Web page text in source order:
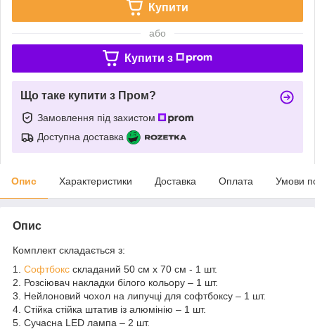
Купити
або
Купити з
Що таке купити з Пром?
Замовлення під захистом
Доступна доставка
Опис Характеристики Доставка Оплата Умови
Опис
Комплект складається з:
1. Софтбокс складаний 50 см х 70 см - 1 шт.
2. Розсіювач накладки білого кольору – 1 шт.
3. Нейлоновий чохол на липучці для софтбоксу – 1 шт.
4. Стійка стійка штатив із алюмінію – 1 шт.
5. Сучасна LED лампа – 2 шт.